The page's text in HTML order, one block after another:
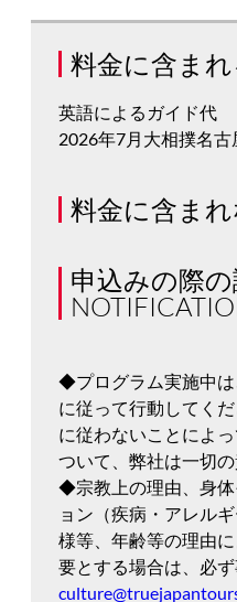
料金に含ま
英語によるガイド代
2026年7月大相撲名
料金に含ま
申込みの際
◆プログラム実施中
に従って行動してく
に従わないことによ
ついて、弊社は一切の
◆宗教上の理由、身
ョン（疾病・アレル
様等、年齢等の理由
要とする場合は、必